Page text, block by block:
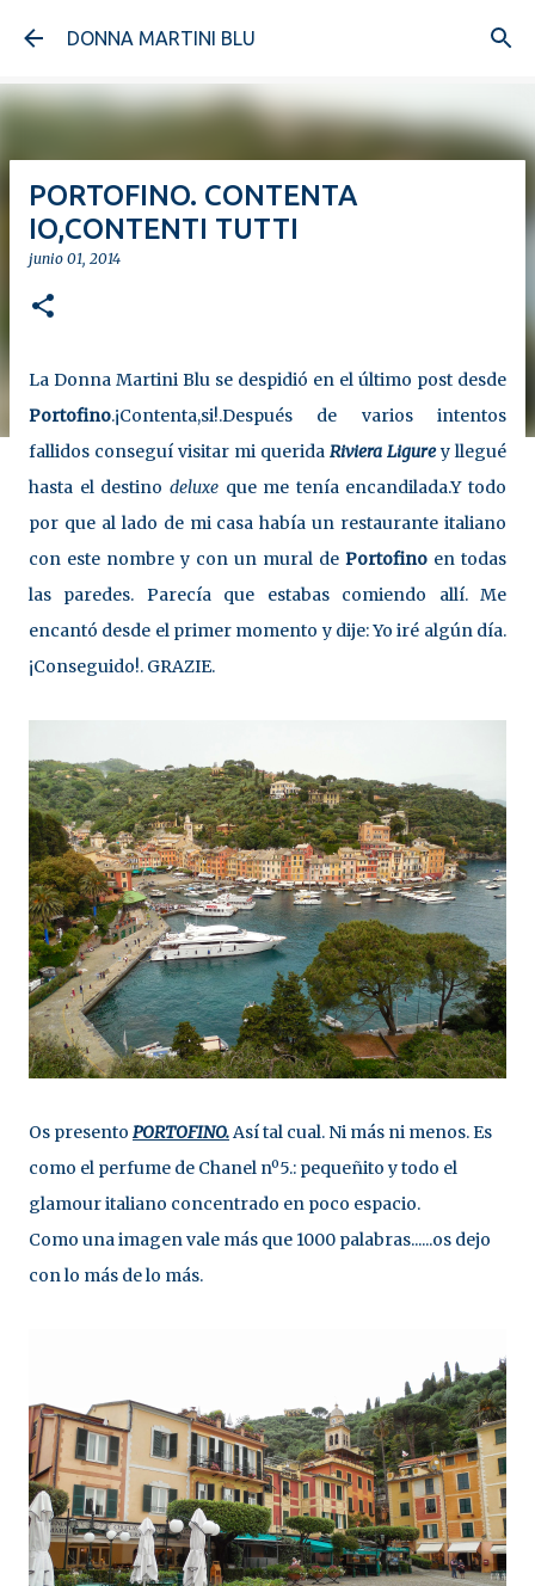
Ir al contenido principal
DONNA MARTINI BLU
PORTOFINO. CONTENTA
IO,CONTENTI TUTTI
junio 01, 2014
La Donna Martini Blu se despidió en el último post desde
Portofino.¡Contenta,si!.Después de varios intentos
fallidos conseguí visitar mi querida Riviera Ligurey llegué
hasta el destino deluxeque me tenía encandilada.Y todo
por que al lado de mi casa había un restaurante italiano
con este nombre y con un mural de Portofino en todas
las paredes. Parecía que estabas comiendo allí. Me
encantó desde el primer momento y dije: Yo iré algún día.
¡Conseguido!. GRAZIE.
Os presento PORTOFINO.Así tal cual. Ni más ni menos. Es
como el perfume de Chanel nº5.: pequeñito y todo el
glamour italiano concentrado en poco espacio.
Como una imagen vale más que 1000 palabras......os dejo
con lo más de lo más.